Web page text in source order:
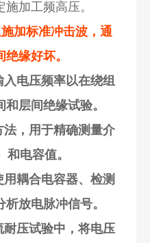
加工频高压。
加标准冲击波，通
缘好坏。
电压频率以在绕组
层间绝缘试验。
法，用于精确测量介
电容值。
用耦合电容器、检测
放电脉冲信号。
耐压试验中，将电压